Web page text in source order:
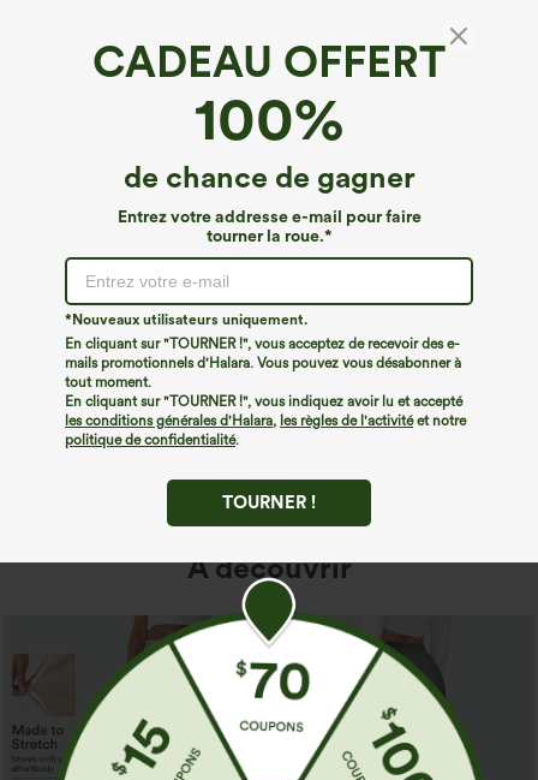
CADEAU OFFERT
100%
de chance de gagner
Entrez votre addresse e-mail pour faire
tourner la roue.*
*Nouveaux utilisateurs uniquement.
En cliquant sur "TOURNER !", vous acceptez de recevoir des e-
mails promotionnels d'Halara. Vous pouvez vous désabonner à
tout moment.
En cliquant sur "TOURNER !", vous indiquez avoir lu et accepté
les conditions générales d'Halara, les règles de l'activitéet notre
politique de confidentialité.
TOURNER !
Nous ne semblons pas pouvoir trouver la page que
vous recherchez.
Acheter plus
À découvrir